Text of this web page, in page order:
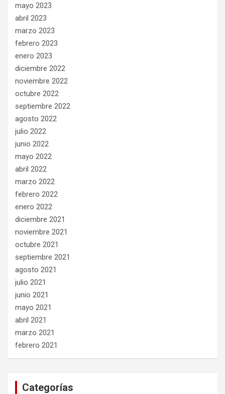
mayo 2023
abril 2023
marzo 2023
febrero 2023
enero 2023
diciembre 2022
noviembre 2022
octubre 2022
septiembre 2022
agosto 2022
julio 2022
junio 2022
mayo 2022
abril 2022
marzo 2022
febrero 2022
enero 2022
diciembre 2021
noviembre 2021
octubre 2021
septiembre 2021
agosto 2021
julio 2021
junio 2021
mayo 2021
abril 2021
marzo 2021
febrero 2021
Categorías